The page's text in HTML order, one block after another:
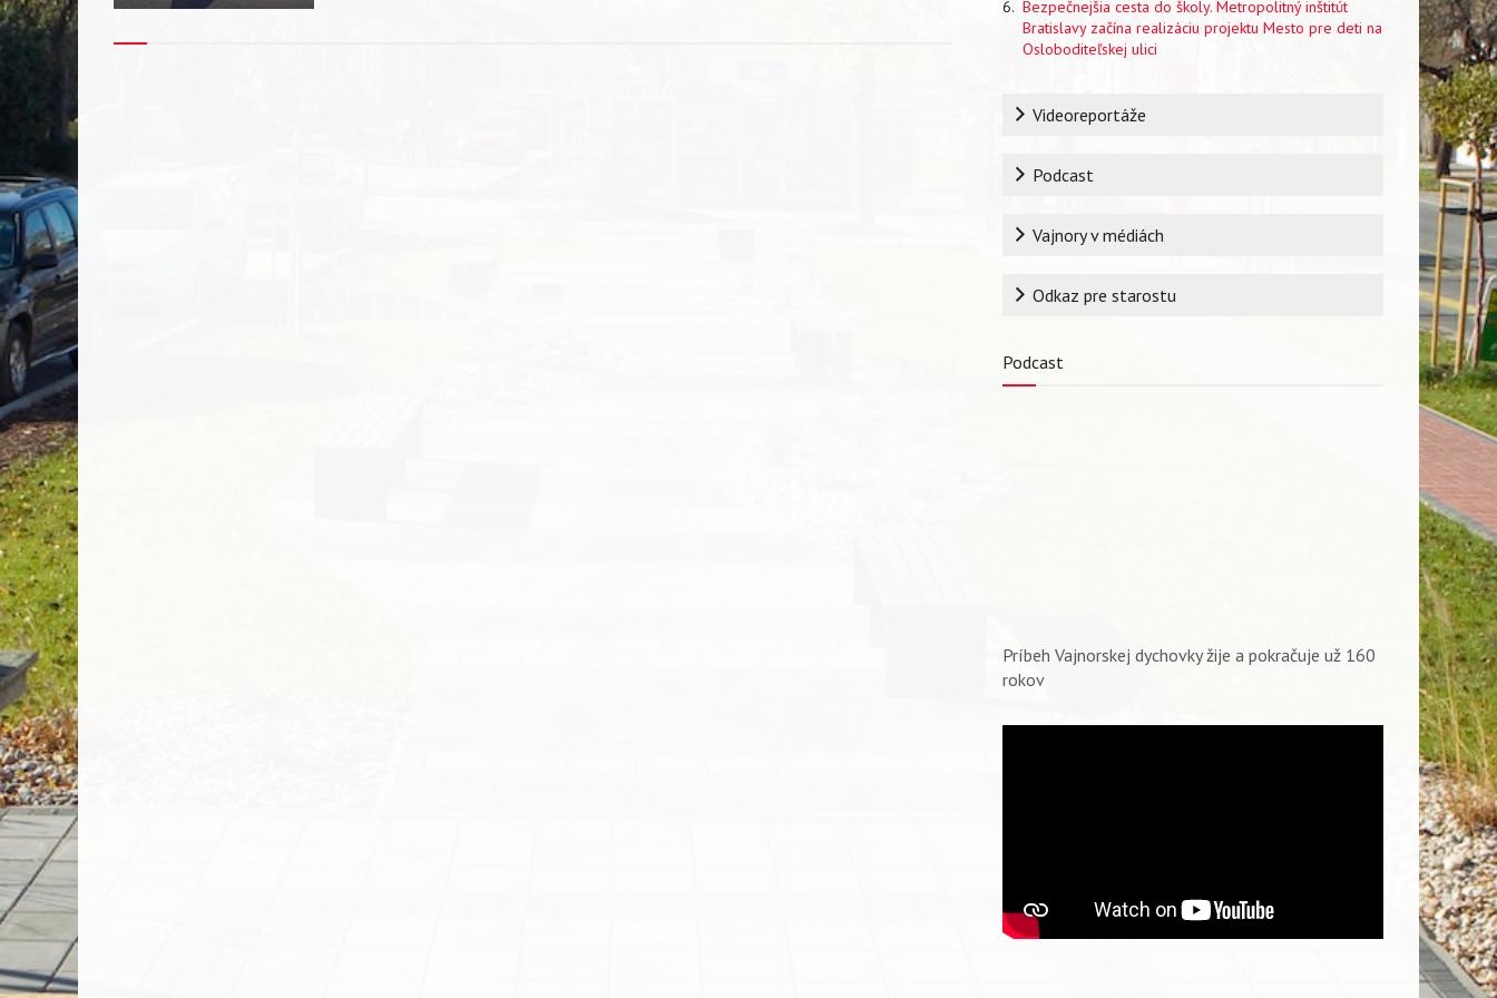
Bezpečnejšia cesta do školy. Metropolitný inštitút
Bratislavy začína realizáciu projektu Mesto pre deti na
Osloboditeľskej ulici
RubrikaVideoreportáže
Podcast
Vajnory v médiách
Odkaz pre starostu
Podcast
Príbeh Vajnorskej dychovky žije a pokračuje už 160
rokov